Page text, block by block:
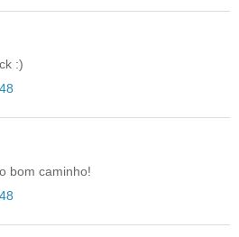
:)
bom caminho!